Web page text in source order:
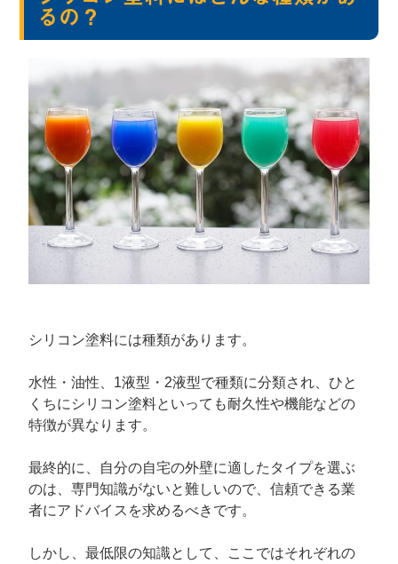
るの？
シリコン塗料には種類があります。
水性・油性、1液型・2液型で種類に分類され、ひと
くちにシリコン塗料といっても耐久性や機能などの
特徴が異なります。
最終的に、自分の自宅の外壁に適したタイプを選ぶ
のは、専門知識がないと難しいので、信頼できる業
者にアドバイスを求めるべきです。
しかし、最低限の知識として、ここではそれぞれの